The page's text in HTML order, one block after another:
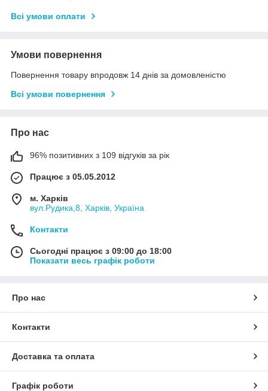
Всі умови оплати
Умови повернення
Повернення товару впродовж 14 днів за домовленістю
Всі умови повернення
Про нас
96% позитивних з 109 відгуків за рік
Працює з 05.05.2012
м. Харків
вул.Рудика,8, Харків, Україна
Контакти
Сьогодні працює з 09:00 до 18:00
Показати весь графік роботи
Про нас
Контакти
Доставка та оплата
Графік роботи